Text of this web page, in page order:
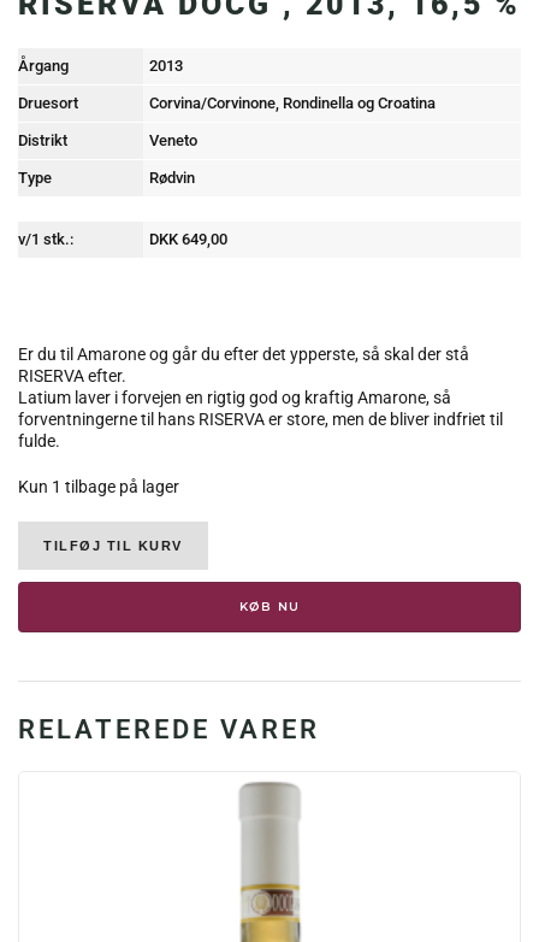
Årgang 2013
Druesort Corvina/Corvinone, Rondinella og Croatina
Distrikt Veneto
Type Rødvin
v/1 stk.: DKK 649,00
Er du til Amarone og går du efter det ypperste, så skal der stå
RISERVA efter.
Latium laver i forvejen en rigtig god og kraftig Amarone, så
forventningerne til hans RISERVA er store, men de bliver indfriet til
fulde.
Kun 1 tilbage på lager
Morini,
Amarone
,
16,5
TILFØJ TIL KURV
KØB NU
RELATEREDE VARER